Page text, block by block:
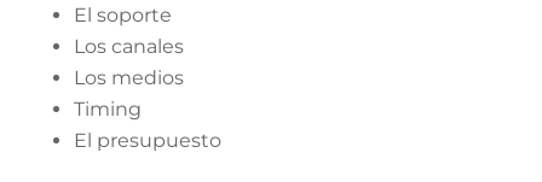
El soporte
Los canales
Los medios
Timing
El presupuesto